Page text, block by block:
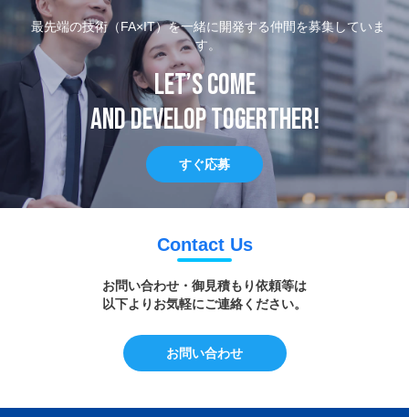
最先端の技術（FA×IT）を一緒に開発する仲間を募集していま
す。
Let’s come
and develop togerther!
すぐ応募
Contact Us
お問い合わせ・御見積もり依頼等は
以下よりお気軽にご連絡ください。
お問い合わせ